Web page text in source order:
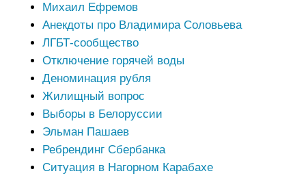
Михаил Ефремов
Анекдоты про Владимира Соловьева
ЛГБТ-сообщество
Отключение горячей воды
Деноминация рубля
Жилищный вопрос
Выборы в Белоруссии
Эльман Пашаев
Ребрендинг Сбербанка
Ситуация в Нагорном Карабахе